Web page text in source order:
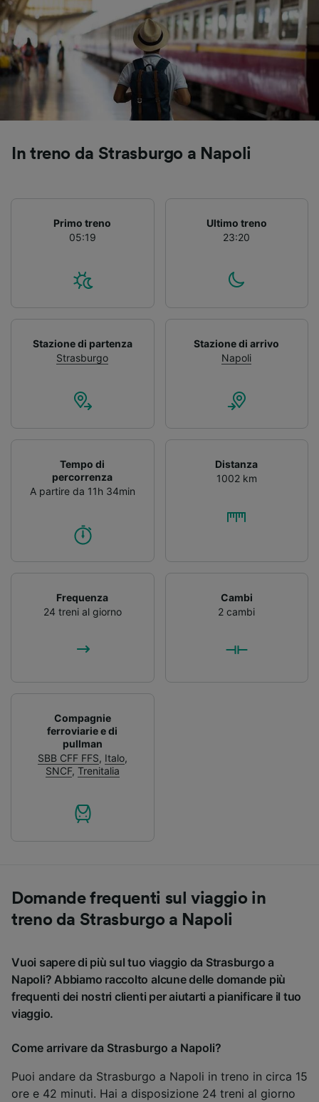
In treno da Strasburgo a Napoli
Primo treno
05:19
Ultimo treno
23:20
Stazione di partenza
Strasburgo
Stazione di arrivo
Napoli
Tempo di
percorrenza
A partire da 11h 34min
Distanza
1002 km
Frequenza
24 treni al giorno
Cambi
2 cambi
Compagnie
ferroviarie e di
pullman
SBB CFF FFS, Italo,
SNCF, Trenitalia
Domande frequenti sul viaggio in
treno da Strasburgo a Napoli
Vuoi sapere di più sul tuo viaggio da Strasburgo a
Napoli? Abbiamo raccolto alcune delle domande più
frequenti dei nostri clienti per aiutarti a pianificare il tuo
viaggio.
Come arrivare da Strasburgo a Napoli?
Puoi andare da Strasburgo a Napoli in treno in circa 15
ore e 42 minuti. Hai a disposizione 24 treni al giorno
Utilizzare dati di geolocalizzazione precisi.
Scansione attiva delle caratteristiche del
dispositivo ai fini dell’identificazione.
Archiviare informazioni su dispositivo e/o
accedervi. Pubblicità e contenuti
personalizzati, misurazione delle prestazioni
dei contenuti e degli annunci, ricerche sul
pubblico, sviluppo di servizi.